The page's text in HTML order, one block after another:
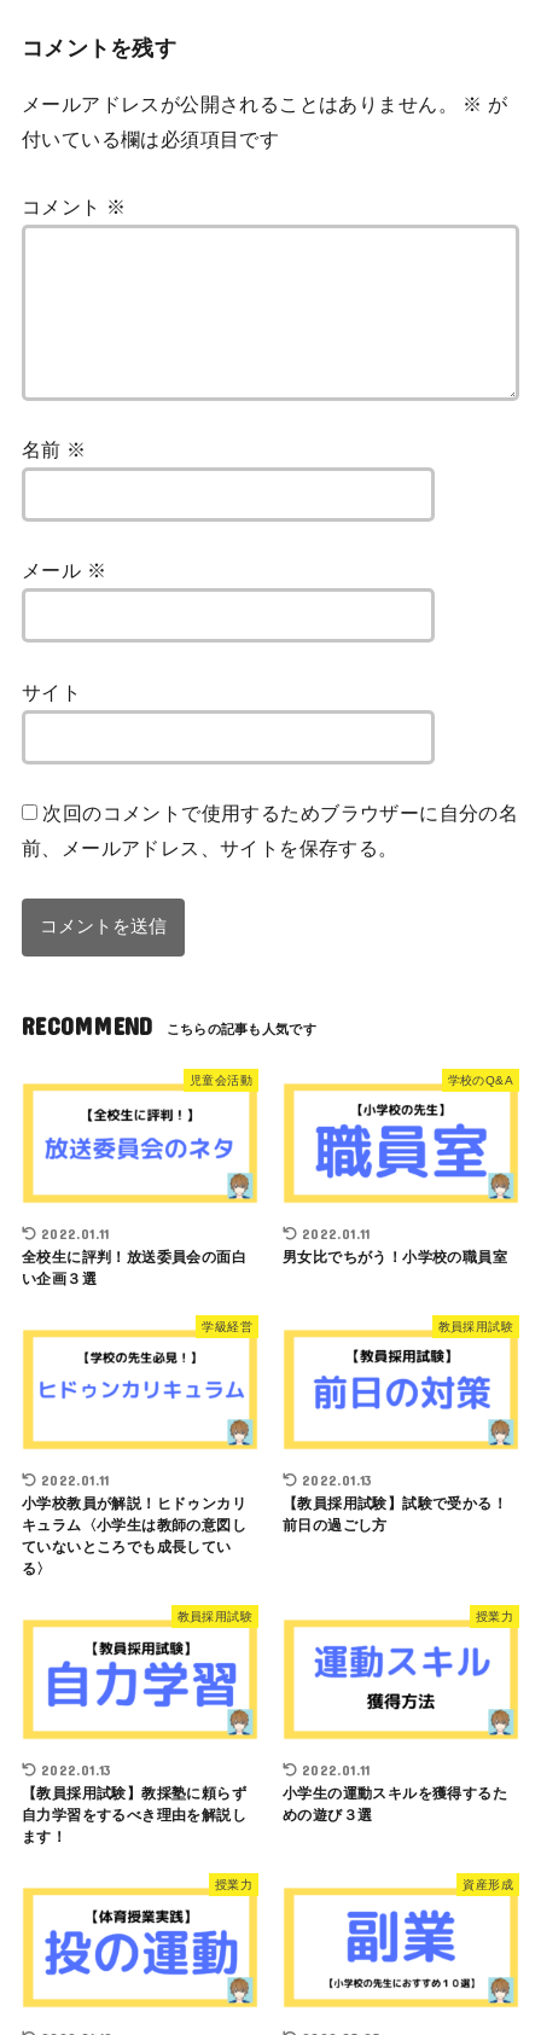
コメントを残す
メールアドレスが公開されることはありません。 ※ が
付いている欄は必須項目です
コメント ※
名前 ※
メール ※
サイト
次回のコメントで使用するためブラウザーに自分の名
前、メールアドレス、サイトを保存する。
RECOMMEND
児童会活動
2022.01.11
全校生に評判！放送委員会の面白
い企画３選
学校のQ&A
2022.01.11
男女比でちがう！小学校の職員室
学級経営
2022.01.11
小学校教員が解説！ヒドゥンカリ
キュラム〈小学生は教師の意図し
ていないところでも成長してい
る〉
教員採用試験
2022.01.13
【教員採用試験】試験で受かる！
前日の過ごし方
教員採用試験
2022.01.13
【教員採用試験】教採塾に頼らず
自力学習をするべき理由を解説し
ます！
授業力
2022.01.11
小学生の運動スキルを獲得するた
めの遊び３選
授業力 資産形成